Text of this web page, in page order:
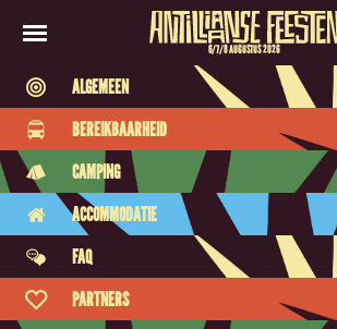
6/7/8 AUGUSTUS 2026
ALGEMEEN
BEREIKBAARHEID
CAMPING
ACCOMMODATIE
FAQ
PARTNERS